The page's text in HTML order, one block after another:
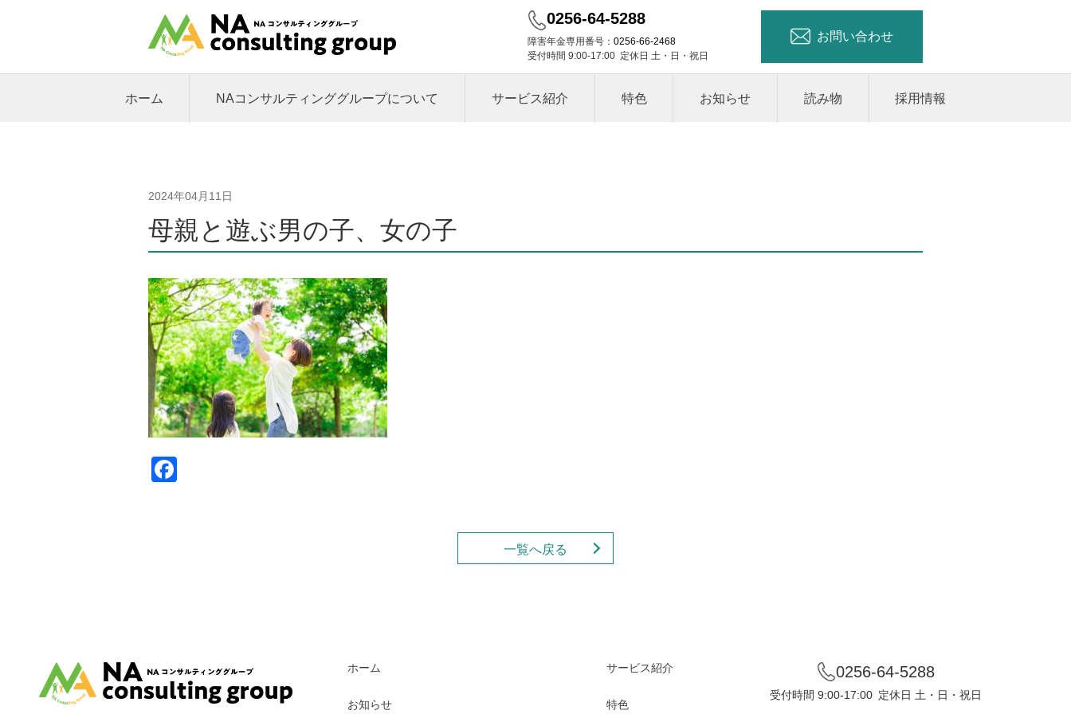
0256-64-5288
障害年金専用番号： 0256-66-2468
受付時間 9:00-17:00 定休日 土・日・祝日
お問い合わせ
ホーム NAコンサルティンググループについて サービス紹介 特色 お知らせ 読み物 採用情報
2024年04月11日
母親と遊ぶ男の子、女の子
一覧へ戻る
ホーム
お知らせ
サービス紹介
特色
0256-64-5288
受付時間 9:00-17:00 定休日 土・日・祝日